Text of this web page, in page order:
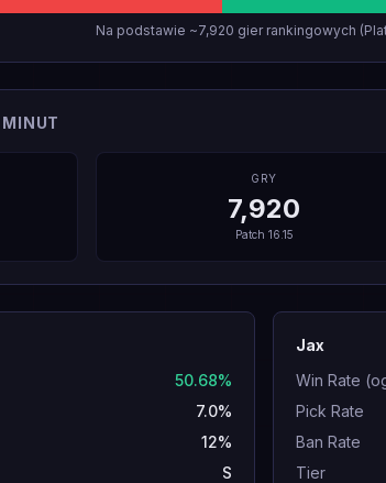
Na podstawie ~7,920 gier rankingowych
GRY
7,920
Patch 16.15
50.68%
7.0%
12%
S
Jax
Win Rate
Pick Rate
Ban Rate
Tier